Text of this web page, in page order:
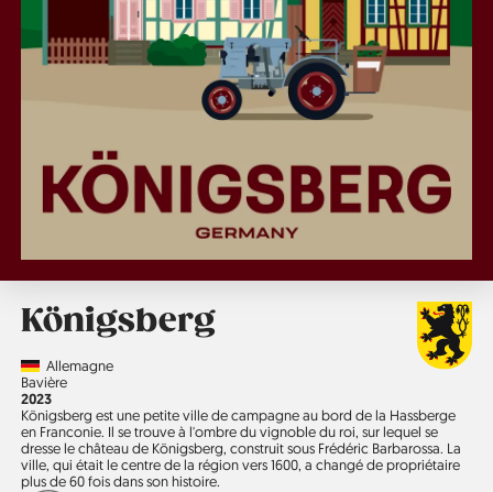
Königsberg
CountryAllemagne
Région
Bavière
Année
2023
Königsberg est une petite ville de campagne au bord de la Hassberge
en Franconie. Il se trouve à l'ombre du vignoble du roi, sur lequel se
dresse le château de Königsberg, construit sous Frédéric Barbarossa. La
ville, qui était le centre de la région vers 1600, a changé de propriétaire
plus de 60 fois dans son histoire.